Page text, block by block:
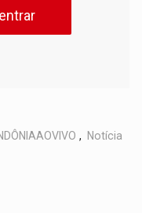
, Notícia